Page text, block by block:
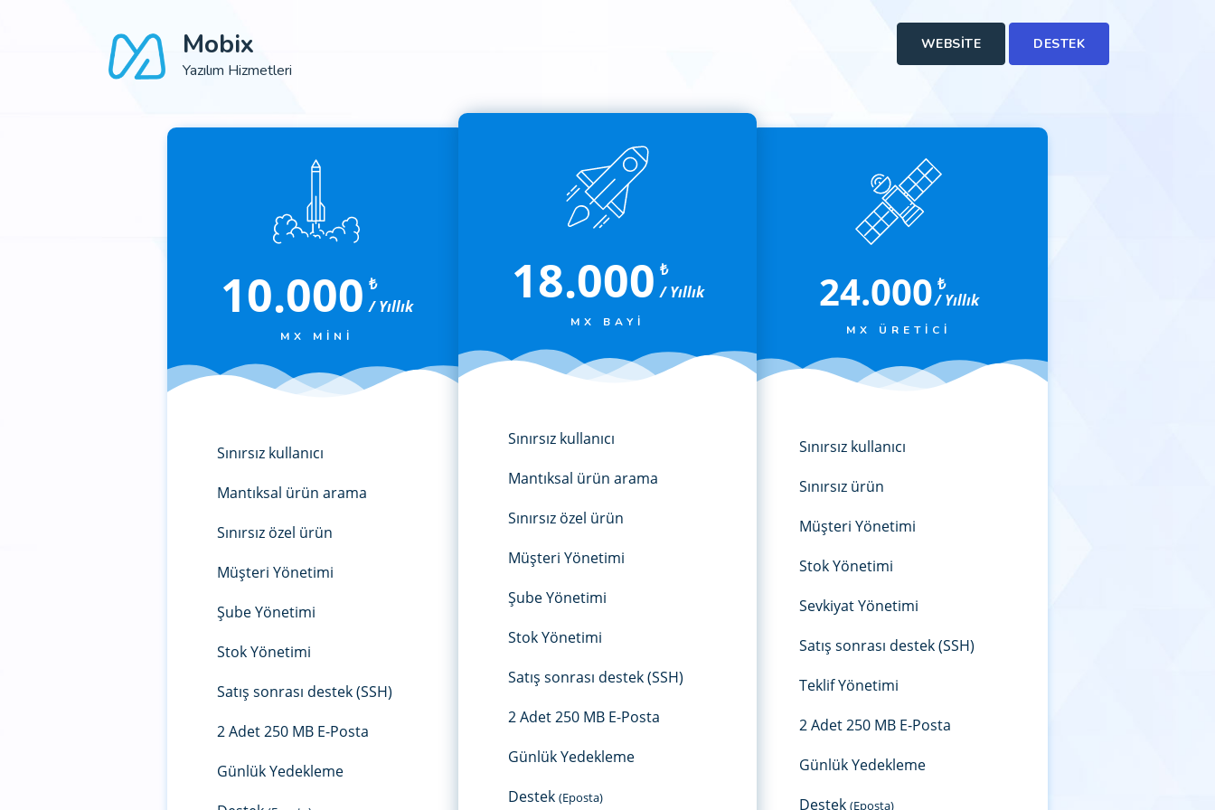
Mobix
Yazılım Hizmetleri
WEBSITE DESTEK
10.000 ₺
/ Yıllık
MX MINI
Sınırsız kullanıcı
Mantıksal ürün arama
Sınırsız özel ürün
Müşteri Yönetimi
Şube Yönetimi
Stok Yönetimi
Satış sonrası destek (SSH)
2 Adet 250 MB E-Posta
Günlük Yedekleme
18.000 ₺
/ Yıllık
MX BAYI
Sınırsız kullanıcı
Mantıksal ürün arama
Sınırsız özel ürün
Müşteri Yönetimi
Şube Yönetimi
Stok Yönetimi
Satış sonrası destek (SSH)
2 Adet 250 MB E-Posta
Günlük Yedekleme
Destek (Eposta)
24.000 ₺
/ Yıllık
MX ÜRETICI
Sınırsız kullanıcı
Sınırsız ürün
Müşteri Yönetimi
Stok Yönetimi
Sevkiyat Yönetimi
Satış sonrası destek (SSH)
Teklif Yönetimi
2 Adet 250 MB E-Posta
Günlük Yedekleme
Destek (Eposta)